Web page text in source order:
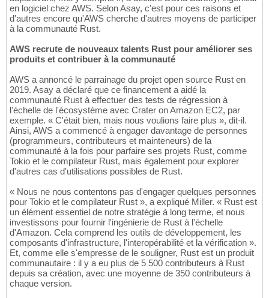
en logiciel chez AWS. Selon Asay, c'est pour ces raisons et
d'autres encore qu'AWS cherche d'autres moyens de participer
à la communauté Rust.
AWS recrute de nouveaux talents Rust pour améliorer ses
produits et contribuer à la communauté
AWS a annoncé le parrainage du projet open source Rust en
2019. Asay a déclaré que ce financement a aidé la
communauté Rust à effectuer des tests de régression à
l'échelle de l'écosystème avec Crater on Amazon EC2, par
exemple. « C'était bien, mais nous voulions faire plus », dit-il.
Ainsi, AWS a commencé à engager davantage de personnes
(programmeurs, contributeurs et mainteneurs) de la
communauté à la fois pour parfaire ses projets Rust, comme
Tokio et le compilateur Rust, mais également pour explorer
d'autres cas d'utilisations possibles de Rust.
« Nous ne nous contentons pas d'engager quelques personnes
pour Tokio et le compilateur Rust », a expliqué Miller. « Rust est
un élément essentiel de notre stratégie à long terme, et nous
investissons pour fournir l'ingénierie de Rust à l'échelle
d'Amazon. Cela comprend les outils de développement, les
composants d'infrastructure, l'interopérabilité et la vérification ».
Et, comme elle s'empresse de le souligner, Rust est un produit
communautaire : il y a eu plus de 5 500 contributeurs à Rust
depuis sa création, avec une moyenne de 350 contributeurs à
chaque version.